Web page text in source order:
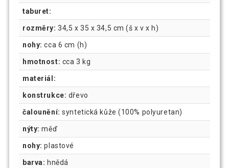
taburet:
rozměry: 34,5 x 35 x 34,5 cm (š x v x h)
nohy: cca 6 cm (h)
hmotnost: cca 3 kg
materiál:
konstrukce: dřevo
čalounění: syntetická kůže (100% polyuretan)
nýty: měď
nohy: plastové
barva: hnědá